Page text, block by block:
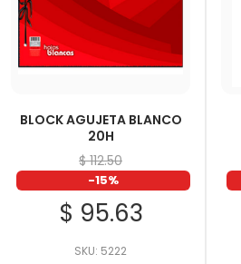
BLOCK AGUJETA BLANCO
20H
$ 112.50
-15%
$ 95.63
SKU: 5222